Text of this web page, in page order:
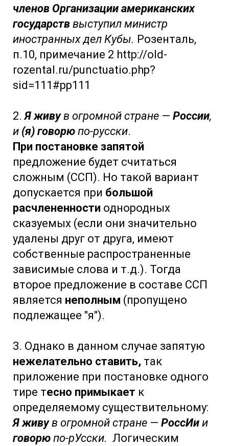
членов Организации американских
государств выступил министр
иностранных дел Кубы. Розенталь,
п.10, примечание 2 http://old-
rozental.ru/punctuatio.php?
sid=111#pp111
2.Я живув огромной стране — России,
и (я) говорю по-русски.
При постановке запятой
предложение будет считаться
сложным (ССП). Но такой вариант
допускается при большой
расчлененности однородных
сказуемых (если они значительно
удалены друг от друга, имеют
собственные распространенные
зависимые слова и т.д.). Тогда
второе предложение в составе ССП
является неполным (пропущено
подлежащее "я").
3. Однако в данном случае запятую
нежелательно ставить, так
приложение при постановке одного
тире тесно примыкает к
определяемому существительному:
Я живув огромной стране — РоссИи и
говорю по-рУсски. Логическим